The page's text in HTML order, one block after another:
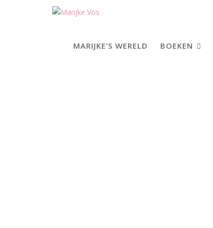
MARIJKE’S WERELD BOEKEN